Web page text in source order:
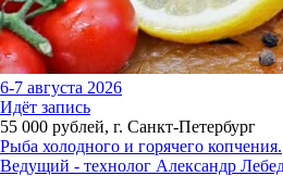
6-7 августа 2026
Идёт запись
55 000 рублей, г. Санкт-Петербург
Рыба холодного и горячего копчения.
Ведущий - технолог Александр